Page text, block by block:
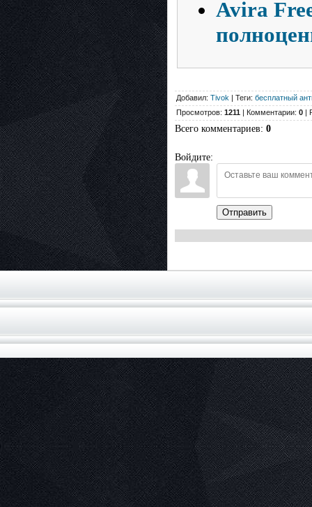
Avira
Добавил: Tivok | Теги: бесплатный
Просмотров: 1211 | Комментарии: 0 |
Всего комментариев: 0
Войдите:
Отправить